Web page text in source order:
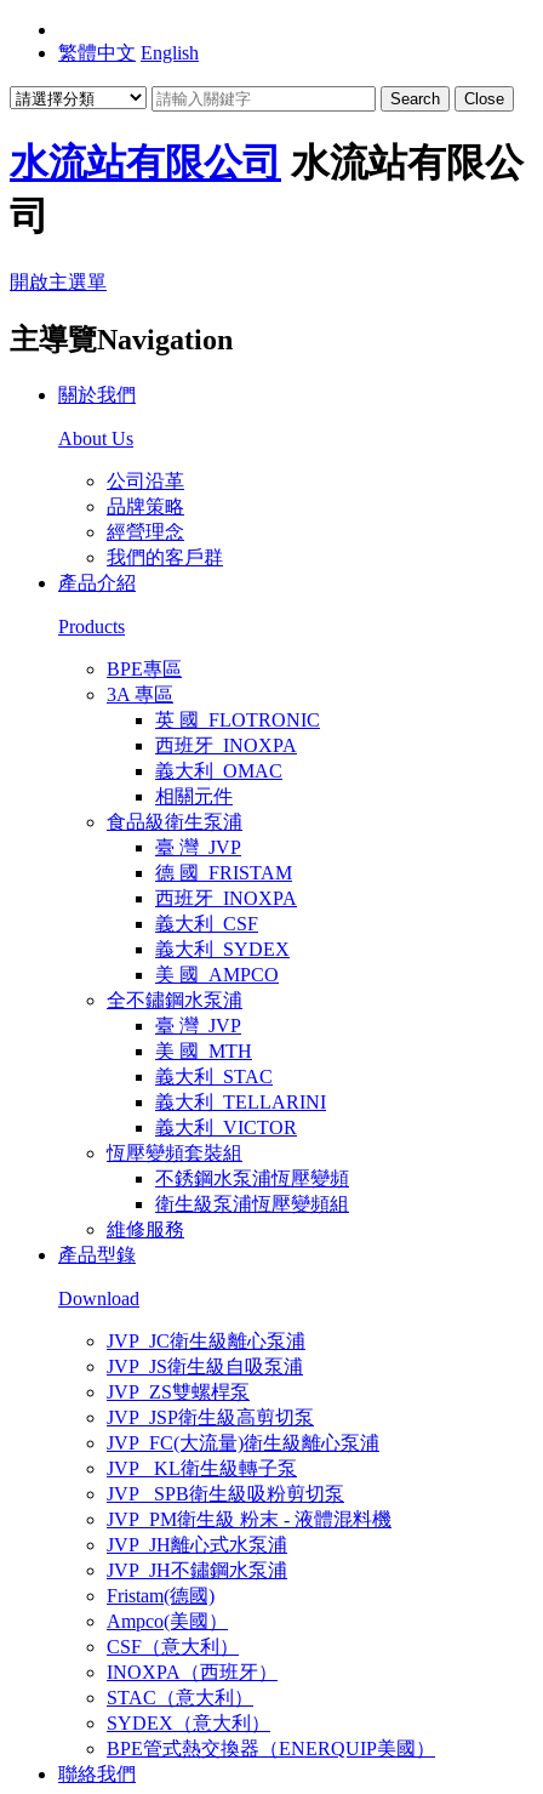
繁體中文 English
Search Close
水流站有限公司 水流站有限公
司
開啟主選單
主導覽Navigation
關於我們
About Us
公司沿革
品牌策略
經營理念
我們的客戶群
產品介紹
Products
BPE專區
3A 專區
英 國_FLOTRONIC
西班牙_INOXPA
義大利_OMAC
相關元件
食品級衛生泵浦
臺 灣_JVP
德 國_FRISTAM
西班牙_INOXPA
義大利_CSF
義大利_SYDEX
美 國_AMPCO
全不鏽鋼水泵浦
臺 灣_JVP
美 國_MTH
義大利_STAC
義大利_TELLARINI
義大利_VICTOR
恆壓變頻套裝組
不銹鋼水泵浦恆壓變頻
衛生級泵浦恆壓變頻組
維修服務
產品型錄
Download
JVP_JC衛生級離心泵浦
JVP_JS衛生級自吸泵浦
JVP_ZS雙螺桿泵
JVP_JSP衛生級高剪切泵
JVP_FC(大流量)衛生級離心泵浦
JVP_ KL衛生級轉子泵
JVP_ SPB衛生級吸粉剪切泵
JVP_PM衛生級 粉末 - 液體混料機
JVP_JH離心式水泵浦
JVP_JH不鏽鋼水泵浦
Fristam(德國)
Ampco(美國）
CSF（意大利）
INOXPA（西班牙）
STAC（意大利）
SYDEX（意大利）
BPE管式熱交換器（ENERQUIP美國）
聯絡我們